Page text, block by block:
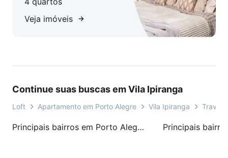
Veja imóveis
Continue suas buscas em Vila Ipiranga
Loft Apartamento em Porto Alegre Vila Ipiranga
Principais bairros em Porto Alegre, RS